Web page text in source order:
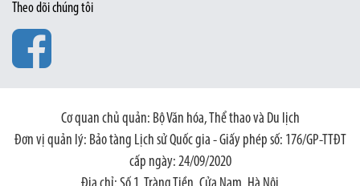
Theo dõi chúng tôi
Cơ quan chủ quản: Bộ Văn hóa, Thể thao và Du lịch
Đơn vị quản lý: Bảo tàng Lịch sử Quốc gia - Giấy phép số: 176/GP-TTĐT
cấp ngày: 24/09/2020